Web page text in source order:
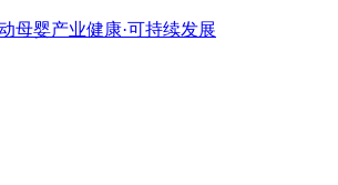
母婴产业健康·可持续发展